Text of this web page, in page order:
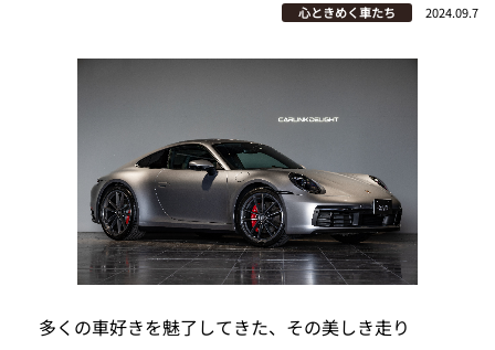
心ときめく車たち 2024.09.7
多くの車好きを魅了してきた、その美しき走り